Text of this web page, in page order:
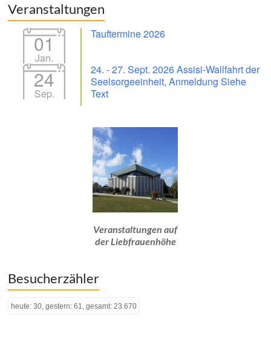
Veranstaltungen
01
Jan.
Tauftermine 2026
24
Sep.
24. - 27. Sept. 2026 Assisi-Wallfahrt der
Seelsorgeeinheit, Anmeldung Siehe
Text
Veranstaltungen auf
der Liebfrauenhöhe
Besucherzähler
heute: 30, gestern: 61, gesamt: 23.670